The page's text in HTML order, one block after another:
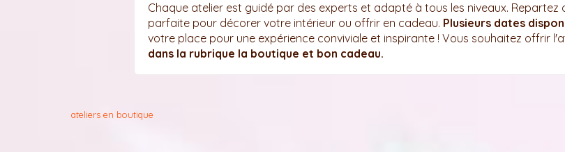
Chaque atelier est guidé par des experts et adapté à tous les niveaux.
parfaite pour décorer votre intérieur ou offrir en cadeau. Plusieurs dates
votre place pour une expérience conviviale et inspirante ! Vous souhaitez offrir
dans la rubrique la boutique et bon cadeau.
ateliers en boutique